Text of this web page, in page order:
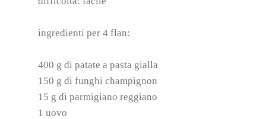
ingredienti per 4 flan:
400 g di patate a pasta gialla
150 g di funghi champignon
15 g di parmigiano reggiano
1 uovo